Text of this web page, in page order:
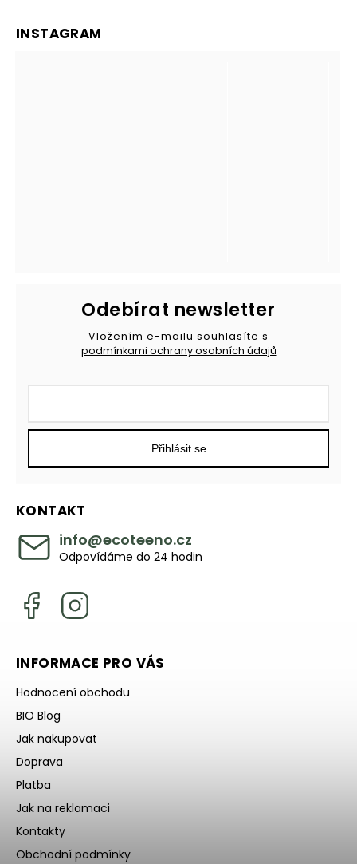
INSTAGRAM
KONTAKT
info@ecoteeno.cz
Odpovídáme do 24 hodin
Odebírat newsletter
Vložením e-mailu souhlasíte s
podmínkami ochrany osobních údajů
Přihlásit se
INFORMACE PRO VÁS
Hodnocení obchodu
BIO Blog
Jak nakupovat
Doprava
Platba
Jak na reklamaci
Kontakty
Obchodní podmínky